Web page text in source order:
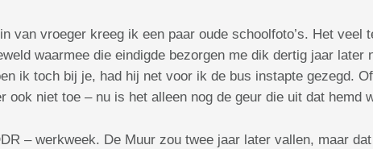
van vroeger kreeg ik een paar oude schoolfoto’s. Het
waarmee die eindigde bezorgen me dik dertig jaar
ik toch bij je, had hij net voor ik de bus instapte gezegd.
ook niet toe – nu is het alleen nog de geur die uit dat hemd
– werkweek. De Muur zou twee jaar later vallen, maar